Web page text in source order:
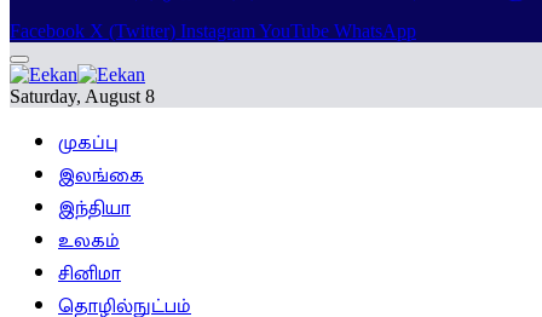
Facebook X (Twitter) InstagramYouTube WhatsApp
Saturday, August 8
முகப்பு
இலங்கை
இந்தியா
உலகம்
சினிமா
தொழில்நுட்பம்